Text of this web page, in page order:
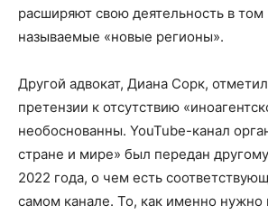
расширяют свою деятельность в том
называемые «новые регионы».
Другой адвокат, Диана Сорк,
претензии к отсутствию
необоснованны. YouTube-канал
стране и мире» был передан
2022 года, о чем есть
самом канале. То, как именно нужно